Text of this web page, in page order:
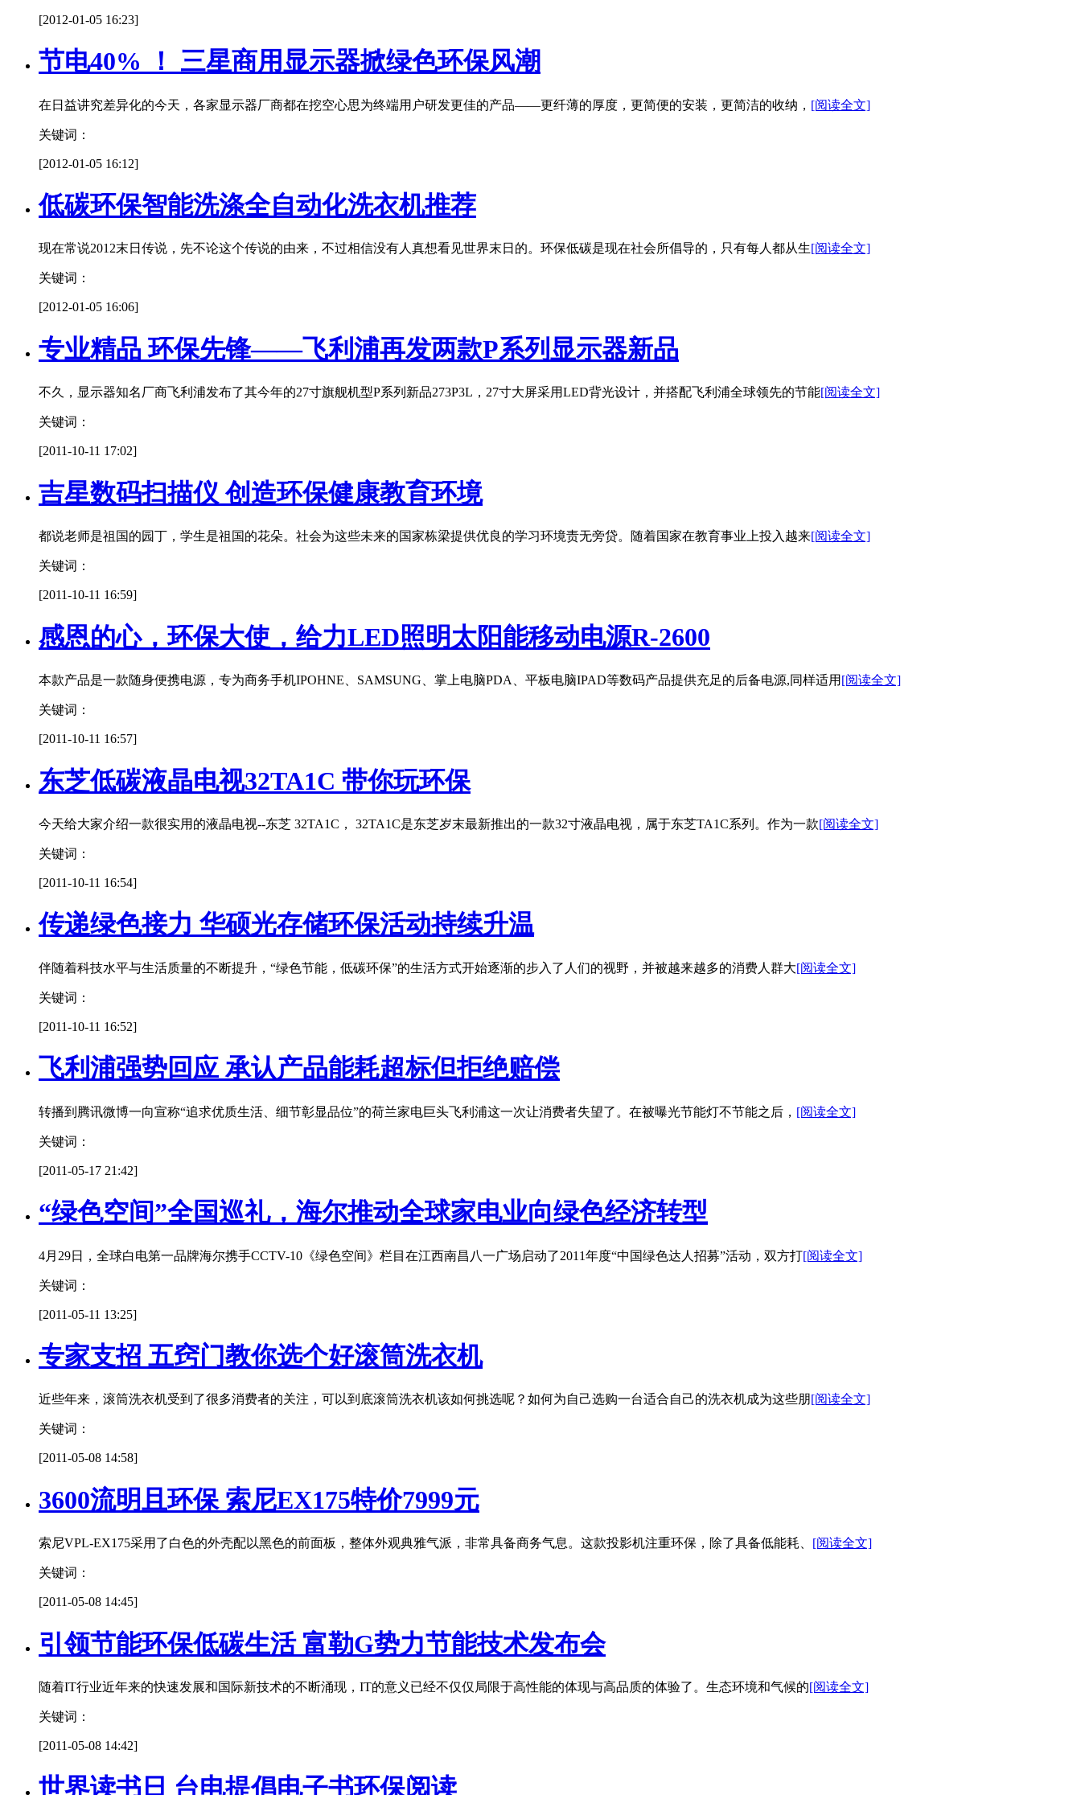
[2012-01-05 16:23]
节电40% ！ 三星商用显示器掀绿色环保风潮
在日益讲究差异化的今天，各家显示器厂商都在挖空心思为终端用户研发更佳的产品——更纤薄的厚度，更简便的安装，更简洁的收纳， [阅读全文]
关键词：
[2012-01-05 16:12]
低碳环保智能洗涤全自动化洗衣机推荐
现在常说2012末日传说，先不论这个传说的由来，不过相信没有人真想看见世界末日的。环保低碳是现在社会所倡导的，只有每人都从生[阅读全文]
关键词：
[2012-01-05 16:06]
专业精品 环保先锋——飞利浦再发两款P系列显示器新品
不久，显示器知名厂商飞利浦发布了其今年的27寸旗舰机型P系列新品273P3L，27寸大屏采用LED背光设计，并搭配飞利浦全球领先的节能[阅读全文]
关键词：
[2011-10-11 17:02]
吉星数码扫描仪 创造环保健康教育环境
都说老师是祖国的园丁，学生是祖国的花朵。社会为这些未来的国家栋梁提供优良的学习环境责无旁贷。随着国家在教育事业上投入越来[阅读全文]
关键词：
[2011-10-11 16:59]
感恩的心，环保大使，给力LED照明太阳能移动电源R-2600
本款产品是一款随身便携电源，专为商务手机IPOHNE、SAMSUNG、掌上电脑PDA、平板电脑IPAD等数码产品提供充足的后备电源,同样适用 [阅读全文]
关键词：
[2011-10-11 16:57]
东芝低碳液晶电视32TA1C 带你玩环保
今天给大家介绍一款很实用的液晶电视--东芝 32TA1C， 32TA1C是东芝岁末最新推出的一款32寸液晶电视，属于东芝TA1C系列。作为一款[阅读全文]
关键词：
[2011-10-11 16:54]
传递绿色接力 华硕光存储环保活动持续升温
伴随着科技水平与生活质量的不断提升，“绿色节能，低碳环保”的生活方式开始逐渐的步入了人们的视野，并被越来越多的消费人群大[阅读全文]
关键词：
[2011-10-11 16:52]
飞利浦强势回应 承认产品能耗超标但拒绝赔偿
转播到腾讯微博一向宣称“追求优质生活、细节彰显品位”的荷兰家电巨头飞利浦这一次让消费者失望了。在被曝光节能灯不节能之后， [阅读全文]
关键词：
[2011-05-17 21:42]
“绿色空间”全国巡礼，海尔推动全球家电业向绿色经济转型
4月29日，全球白电第一品牌海尔携手CCTV-10《绿色空间》栏目在江西南昌八一广场启动了2011年度“中国绿色达人招募”活动，双方打[阅读全文]
关键词：
[2011-05-11 13:25]
专家支招 五窍门教你选个好滚筒洗衣机
近些年来，滚筒洗衣机受到了很多消费者的关注，可以到底滚筒洗衣机该如何挑选呢？如何为自己选购一台适合自己的洗衣机成为这些朋[阅读全文]
关键词：
[2011-05-08 14:58]
3600流明且环保 索尼EX175特价7999元
索尼VPL-EX175采用了白色的外壳配以黑色的前面板，整体外观典雅气派，非常具备商务气息。这款投影机注重环保，除了具备低能耗、 [阅读全文]
关键词：
[2011-05-08 14:45]
引领节能环保低碳生活 富勒G势力节能技术发布会
随着IT行业近年来的快速发展和国际新技术的不断涌现，IT的意义已经不仅仅局限于高性能的体现与高品质的体验了。生态环境和气候的[阅读全文]
关键词：
[2011-05-08 14:42]
世界读书日 台电提倡电子书环保阅读